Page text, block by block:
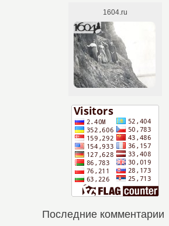
Последние комментарии